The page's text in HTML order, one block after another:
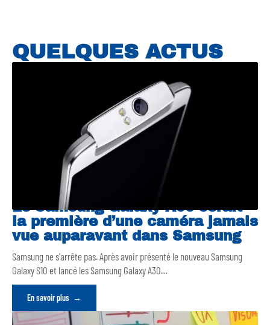
QUELQUES ACTUS
Le Samsung Galaxy A90 serait
la première d’une caméra jamais
vue auparavant dans Samsung
Samsung ne s'arrête pas. Après avoir présenté le nouveau Samsung
Galaxy S10 et lancé les Samsung Galaxy A30…
En savoir plus